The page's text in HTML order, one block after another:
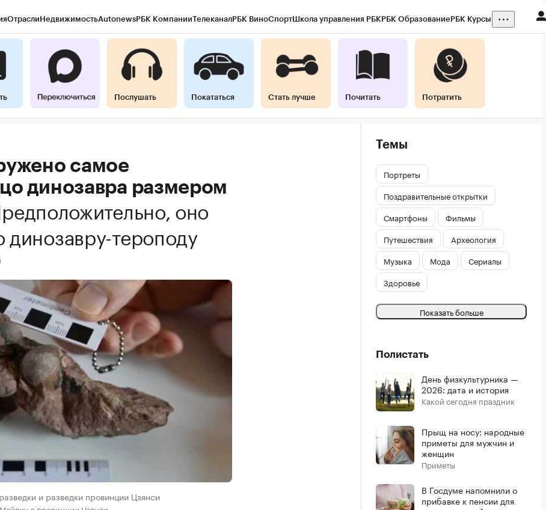
ОтраслиНедвижимостьAutonewsРБК КомпанииТелеканалРБК ВиноСпортШкола управления РБКРБК ОбразованиеРБК Курсы
Послушать Покататься Стать лучше Почитать Потратить
самое
динозавра размером
оно
тероподу
и разведки провинции Цзянси
Темы
Портреты
Поздравительные открытки
Смартфоны
Фильмы
Путешествия
Археология
Музыка
Мода
Сериалы
Здоровье
Показать больше
Полистать
День физкультурника —
2026: дата и история
Какой сегодня праздник
Прыщ на носу: народные
приметы для мужчин и
женщин
Приметы
В Госдуме напомнили о
прибавке к пенсии для